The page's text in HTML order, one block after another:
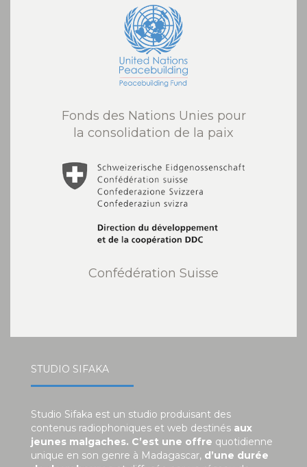
Fonds des Nations Unies pour
la consolidation de la paix
Confédération Suisse
STUDIO SIFAKA
Studio Sifaka est un studio produisant des
contenus radiophoniques et web destinés aux
jeunes malgaches. C’est une offre quotidienne
unique en son genre à Madagascar, d’une durée